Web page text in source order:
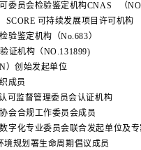
委员会检验鉴定机构CNAS （
SCORE 可持续发展项目许可机构
验鉴定机构（No.683）
证机构（NO.131899)
）创始发起单位
成员
可监督管理委员会认证机构
会合规工作委员会成员
字化专业委员会联合发起单位及专
规划署生命周期倡议成员